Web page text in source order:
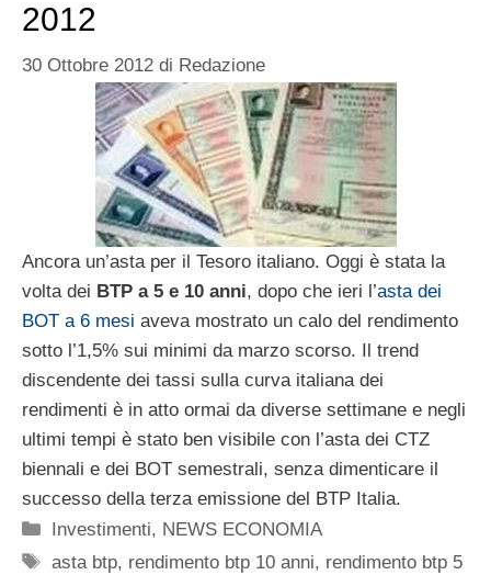
2012
30 Ottobre 2012 di Redazione
Ancora un’asta per il Tesoro italiano. Oggi è stata la
volta dei BTP a 5 e 10 anni, dopo che ieri l’asta dei
BOT a 6 mesi aveva mostrato un calo del rendimento
sotto l’1,5% sui minimi da marzo scorso. Il trend
discendente dei tassi sulla curva italiana dei
rendimenti è in atto ormai da diverse settimane e negli
ultimi tempi è stato ben visibile con l’asta dei CTZ
biennali e dei BOT semestrali, senza dimenticare il
successo della terza emissione del BTP Italia.
Categorie
Investimenti, NEWS ECONOMIA
Tag
asta btp, rendimento btp 10 anni, rendimento btp 5